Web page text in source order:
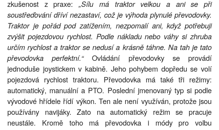
zkušenost z praxe:„Sílu má traktor velkou a ani se při
soustřeďování dříví nezastaví, což je výhoda plynulé převodovky.
Traktor je pořád pod zatížením, nezpomalí ani, když potřebuji
zvýšit pojezdovou rychlost. Podle nákladu nebo váhy si zhruba
určím rychlost a traktor se nedusí a krásně táhne. Na tah je tato
převodovka perfektní.“Ovládání převodovky se provádí
jednoduše joystickem v kabině. Jeho pohybem dopředu se volí
pojezdová rychlost traktoru. Převodovka má také tři režimy:
automatický, manuální a PTO. Poslední jmenovaný typ si podle
vývodové hřídele řídí výkon. Ten ale není využíván, protože jsou
používány navijáky. Zato na automatický režim se pracuje
neustále. Kromě toho má převodovka i módy pro volbu